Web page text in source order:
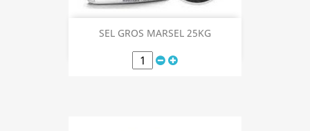
SEL GROS MARSEL 25KG